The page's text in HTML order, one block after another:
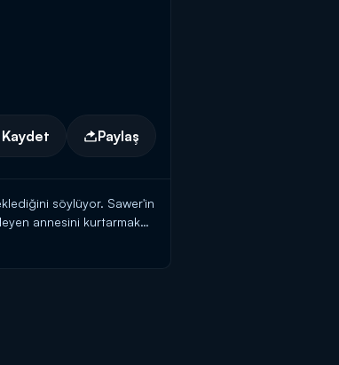
Kaydet Paylaş
söylüyor. Sawer'in
annesini kurtarmak